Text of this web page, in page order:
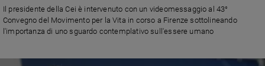
Il presidente della Cei è intervenuto con un videomessaggio al 43°
Convegno del Movimento per la Vita in corso a Firenze sottolineando
l'importanza di uno sguardo contemplativo sull'essere umano